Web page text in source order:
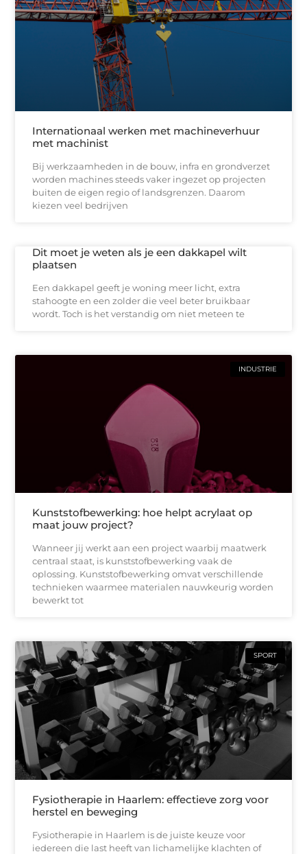
Internationaal werken met machineverhuur
met machinist
Bij werkzaamheden in de bouw, infra en grondverzet
worden machines steeds vaker ingezet op projecten
buiten de eigen regio of landsgrenzen. Daarom
kiezen veel bedrijven
Dit moet je weten als je een dakkapel wilt
plaatsen
Een dakkapel geeft je woning meer licht, extra
stahoogte en een zolder die veel beter bruikbaar
wordt. Toch is het verstandig om niet meteen te
INDUSTRIE
Kunststofbewerking: hoe helpt acrylaat op
maat jouw project?
Wanneer jij werkt aan een project waarbij maatwerk
centraal staat, is kunststofbewerking vaak de
oplossing. Kunststofbewerking omvat verschillende
technieken waarmee materialen nauwkeurig worden
bewerkt tot
SPORT
Fysiotherapie in Haarlem: effectieve zorg voor
herstel en beweging
Fysiotherapie in Haarlem is de juiste keuze voor
iedereen die last heeft van lichamelijke klachten of